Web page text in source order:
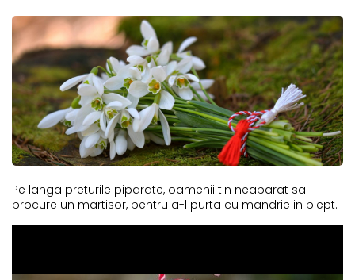
Pe langa preturile piparate, oamenii tin neaparat sa
procure un martisor, pentru a-l purta cu mandrie in piept.